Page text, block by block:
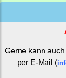
Gerne kann
per E-Mail (